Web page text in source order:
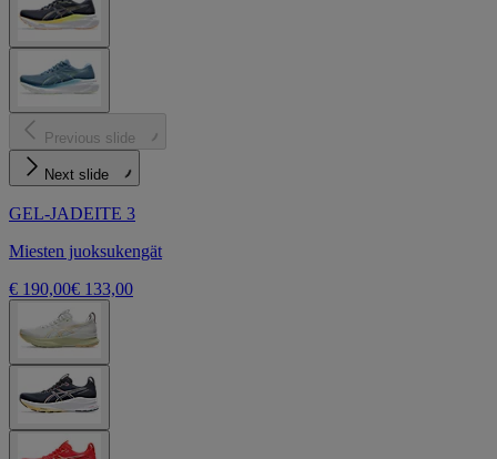
Previous slide
Next slide
GEL-JADEITE 3
Miesten juoksukengät
€ 190,00€ 133,00